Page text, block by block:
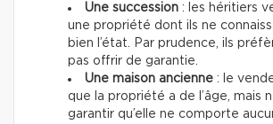
Une succession : les héritiers
une propriété dont ils ne
bien l’état. Par prudence, ils
pas offrir de garantie.
Une maison ancienne : le
que la propriété a de l’âge, mais
garantir qu’elle ne comporte